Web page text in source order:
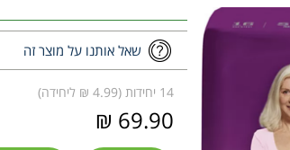
שאל אותנו על מוצר זה
14 יחידות (4.99 ₪ ליחידה)
69.90 ₪